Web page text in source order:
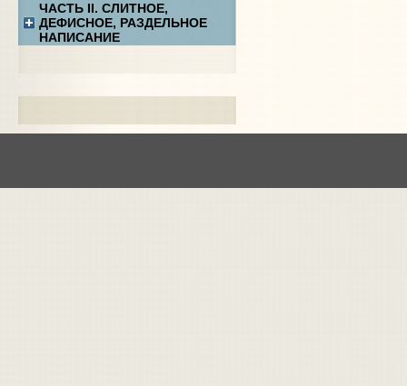
ЧАСТЬ II. СЛИТНОЕ,
ДЕФИСНОЕ, РАЗДЕЛЬНОЕ
НАПИСАНИЕ